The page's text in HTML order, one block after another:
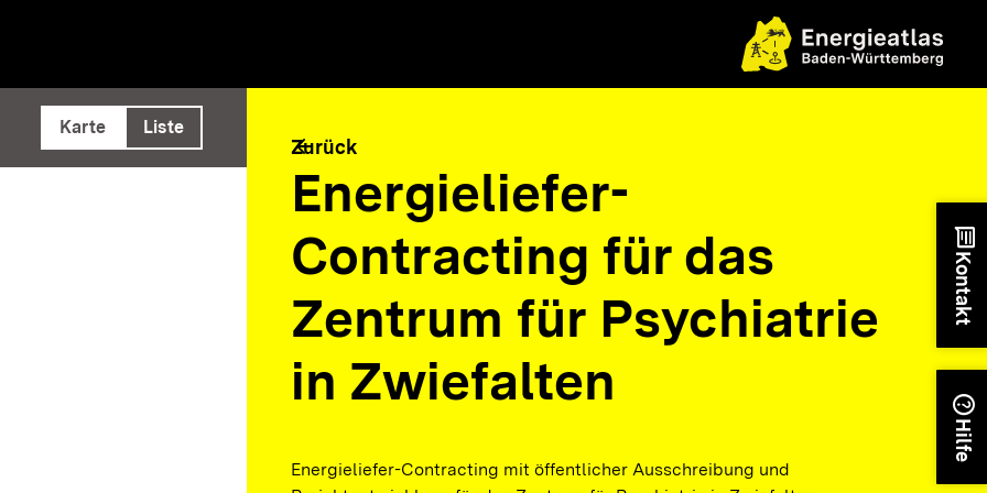
ausführen
Karte Liste
arrow_back
Zurück
Energieliefer-
Contracting für das
Zentrum für Psychiatrie
in Zwiefalten
Energieliefer-Contracting mit öffentlicher Ausschreibung und
chat
Kontakt
help
Hilfe